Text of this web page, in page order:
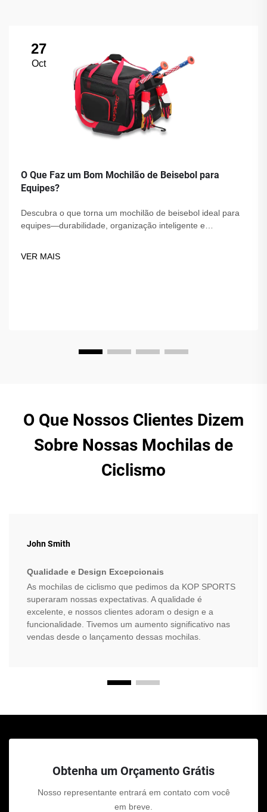
27
Oct
O Que Faz um Bom Mochilão de Beisebol para
Equipes?
Descubra o que torna um mochilão de beisebol ideal para
equipes—durabilidade, organização inteligente e
hoje!
VER MAIS
O Que Nossos Clientes Dizem
Sobre Nossas Mochilas de
Ciclismo
John Smith
Qualidade e Design Excepcionais
As mochilas de ciclismo que pedimos da KOP SPORTS
superaram nossas expectativas. A qualidade é
excelente, e nossos clientes adoram o design e a
funcionalidade. Tivemos um aumento significativo nas
vendas desde o lançamento dessas mochilas.
Obtenha um Orçamento Grátis
Nosso representante entrará em contato com você
em breve.